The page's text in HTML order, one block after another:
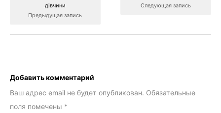
дівчини
Предыдущая запись
Следующая запись
Добавить комментарий
Ваш адрес email не будет опубликован. Обязательные
поля помечены *